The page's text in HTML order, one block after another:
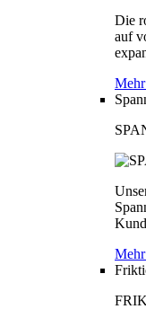
Die
auf